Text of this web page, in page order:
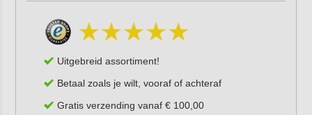
Uitgebreid assortiment!
Betaal zoals je wilt, vooraf of achteraf
Gratis verzending vanaf € 100,00